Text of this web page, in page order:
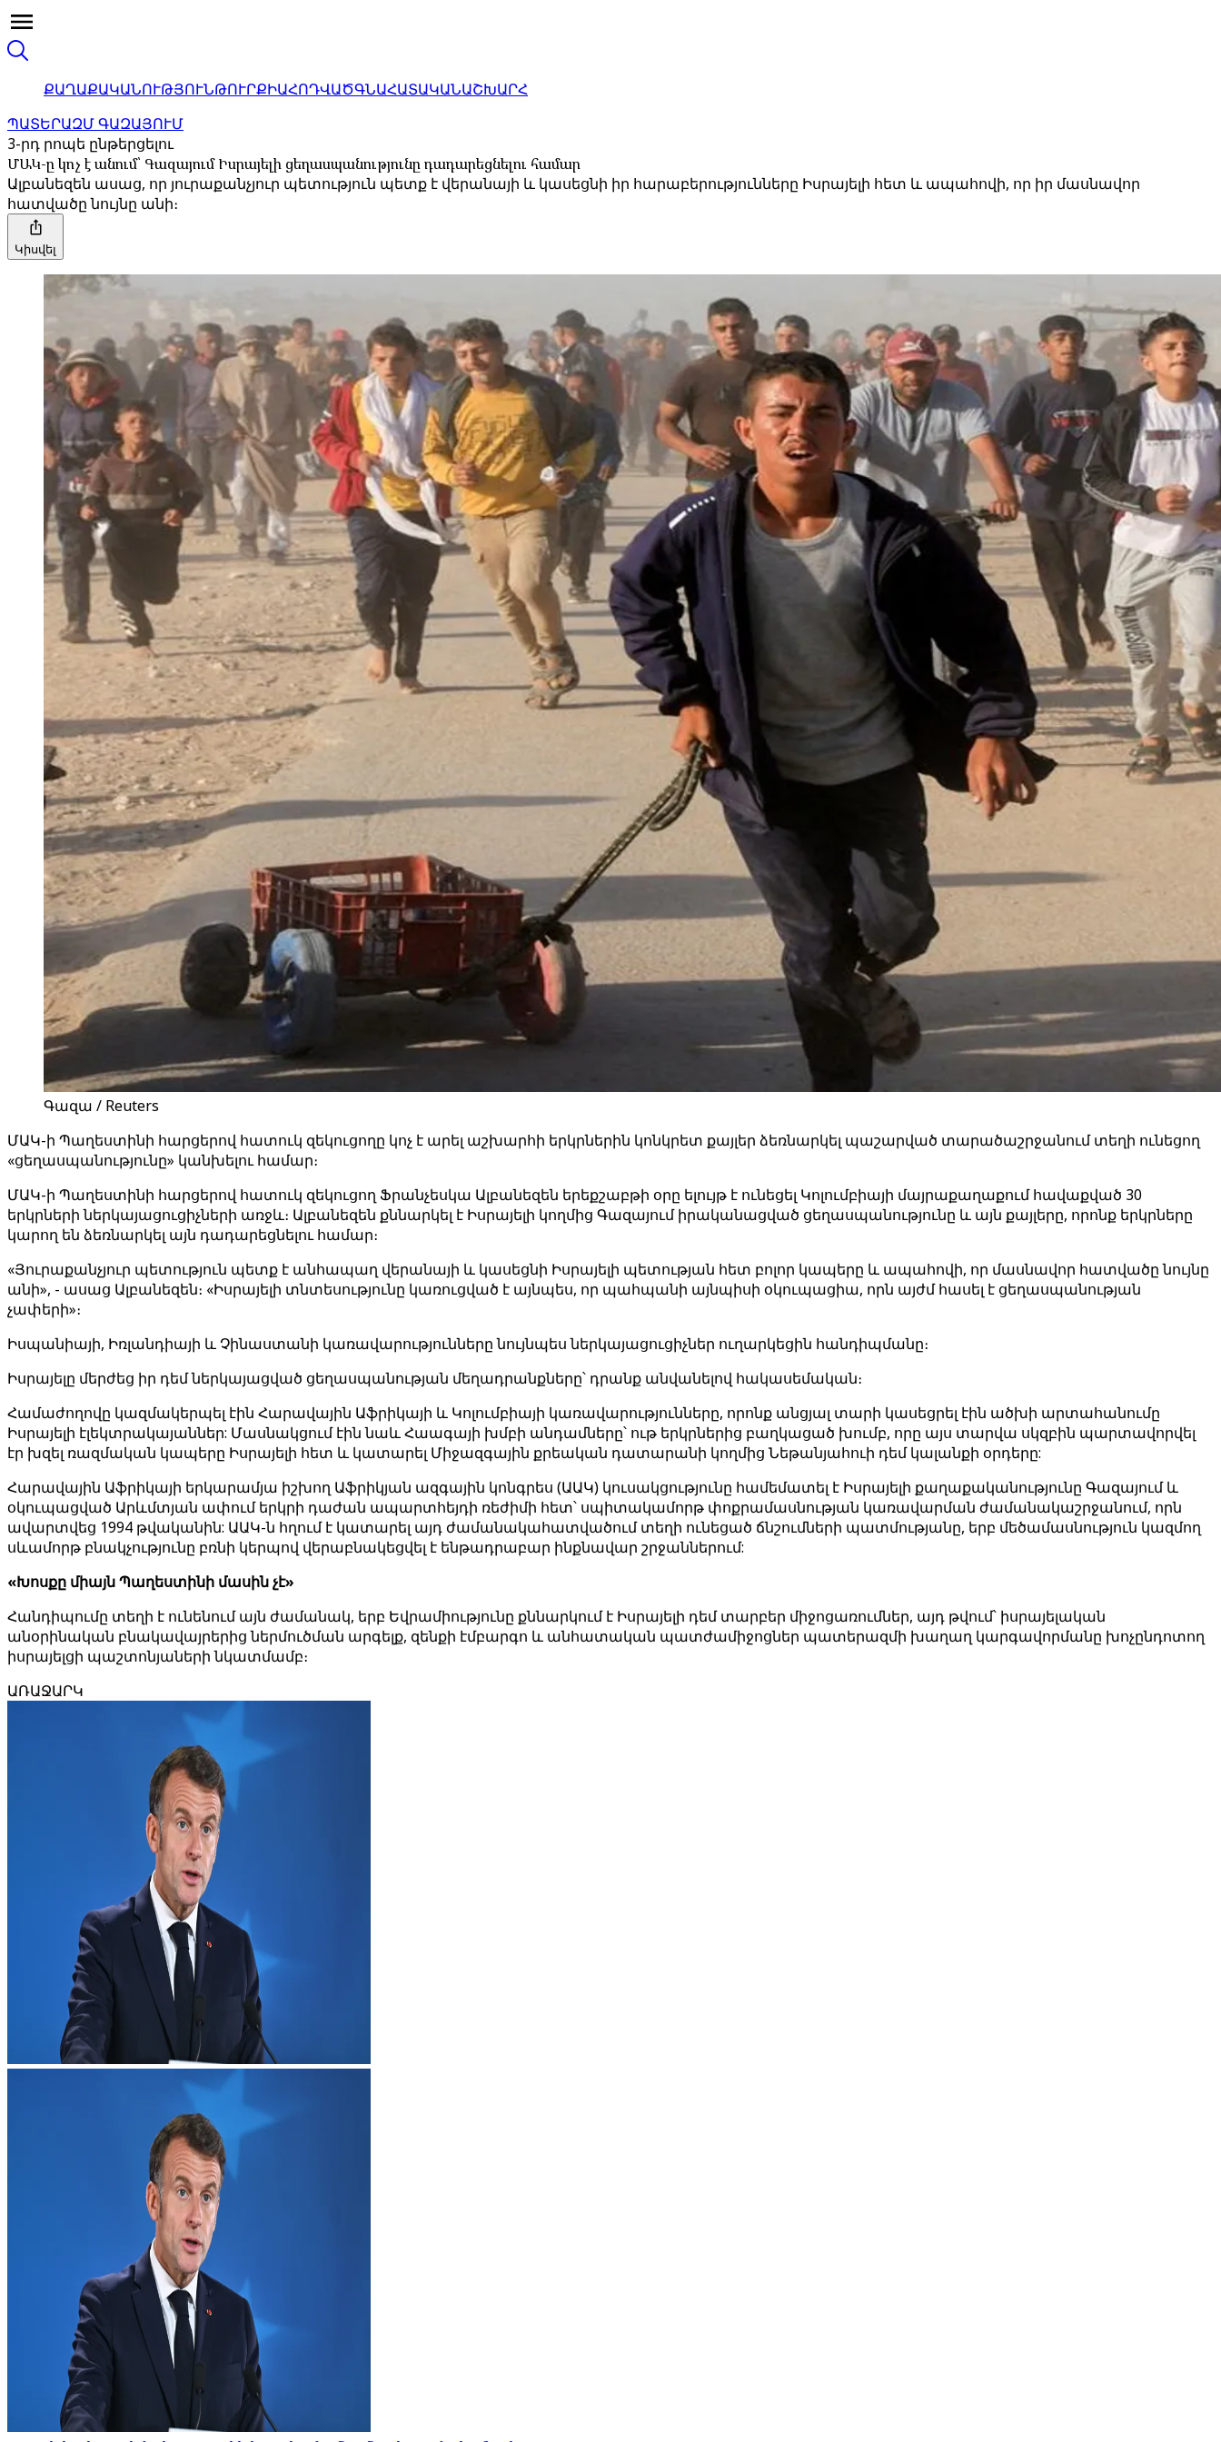
ՔԱՂԱՔԱԿԱՆՈՒԹՅՈՒՆԹՈՒՐՔԻԱՀՈԴՎԱԾԳՆԱՀԱՏԱԿԱՆԱՇԽԱՐՀ
ՊԱՏԵՐԱԶՄ ԳԱԶԱՅՈՒՄ
3-րդ րոպե ընթերցելու
ՄԱԿ-ը կոչ է անում՝ Գազայում Իսրայելի ցեղասպանությունը դադարեցնելու համար
Ալբանեզեն ասաց, որ յուրաքանչյուր պետություն պետք է վերանայի և կասեցնի իր հարաբերությունները Իսրայելի հետ և ապահովի, որ իր մասնավոր
հատվածը նույնը անի։
Կիսվել
Գազա / Reuters
ՄԱԿ-ի Պաղեստինի հարցերով հատուկ զեկուցողը կոչ է արել աշխարհի երկրներին կոնկրետ քայլեր ձեռնարկել պաշարված տարածաշրջանում տեղի ունեցող
«ցեղասպանությունը» կանխելու համար։
ՄԱԿ-ի Պաղեստինի հարցերով հատուկ զեկուցող Ֆրանչեսկա Ալբանեզեն երեքշաբթի օրը ելույթ է ունեցել Կոլումբիայի մայրաքաղաքում հավաքված 30
երկրների ներկայացուցիչների առջև։ Ալբանեզեն քննարկել է Իսրայելի կողմից Գազայում իրականացված ցեղասպանությունը և այն քայլերը, որոնք երկրները
կարող են ձեռնարկել այն դադարեցնելու համար։
«Յուրաքանչյուր պետություն պետք է անհապաղ վերանայի և կասեցնի Իսրայելի պետության հետ բոլոր կապերը և ապահովի, որ մասնավոր հատվածը նույնը
անի», - ասաց Ալբանեզեն։ «Իսրայելի տնտեսությունը կառուցված է այնպես, որ պահպանի այնպիսի օկուպացիա, որն այժմ հասել է ցեղասպանության
չափերի»։
Իսպանիայի, Իռլանդիայի և Չինաստանի կառավարությունները նույնպես ներկայացուցիչներ ուղարկեցին հանդիպմանը։
Իսրայելը մերժեց իր դեմ ներկայացված ցեղասպանության մեղադրանքները՝ դրանք անվանելով հակասեմական։
Համաժողովը կազմակերպել էին Հարավային Աֆրիկայի և Կոլումբիայի կառավարությունները, որոնք անցյալ տարի կասեցրել էին ածխի արտահանումը
Իսրայելի էլեկտրակայաններ: Մասնակցում էին նաև Հաագայի խմբի անդամները՝ ութ երկրներից բաղկացած խումբ, որը այս տարվա սկզբին պարտավորվել
էր խզել ռազմական կապերը Իսրայելի հետ և կատարել Միջազգային քրեական դատարանի կողմից Նեթանյահուի դեմ կալանքի օրդերը:
Հարավային Աֆրիկայի երկարամյա իշխող Աֆրիկյան ազգային կոնգրես (ԱԱԿ) կուսակցությունը համեմատել է Իսրայելի քաղաքականությունը Գազայում և
օկուպացված Արևմտյան ափում երկրի դաժան ապարտհեյդի ռեժիմի հետ՝ սպիտակամորթ փոքրամասնության կառավարման ժամանակաշրջանում, որն
ավարտվեց 1994 թվականին: ԱԱԿ-ն հղում է կատարել այդ ժամանակահատվածում տեղի ունեցած ճնշումների պատմությանը, երբ մեծամասնություն կազմող
սևամորթ բնակչությունը բռնի կերպով վերաբնակեցվել է ենթադրաբար ինքնավար շրջաններում:
«Խոսքը միայն Պաղեստինի մասին չէ»
Հանդիպումը տեղի է ունենում այն ժամանակ, երբ Եվրամիությունը քննարկում է Իսրայելի դեմ տարբեր միջոցառումներ, այդ թվում՝ իսրայելական
անօրինական բնակավայրերից ներմուծման արգելք, զենքի էմբարգո և անհատական պատժամիջոցներ պատերազմի խաղաղ կարգավորմանը խոչընդոտող
իսրայելցի պաշտոնյաների նկատմամբ։
ԱՌԱՋԱՐԿ